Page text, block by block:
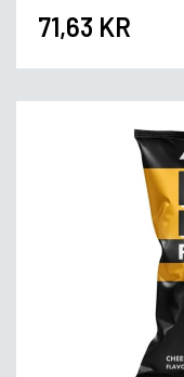
71,63 KR